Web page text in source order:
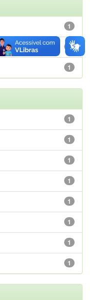
1
1
1
1
1
1
1
1
1
1
1